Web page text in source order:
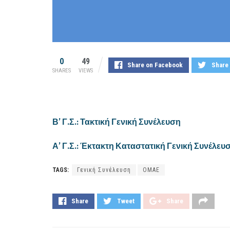
0
SHARES
49
VIEWS
Share on Facebook
Β’ Γ.Σ.: Τακτική Γενική Συνέλευση
Α’ Γ.Σ.: Έκτακτη Καταστατική Γενική
TAGS: Γενική Συνέλευση ΟΜΑΕ
Share Tweet Share